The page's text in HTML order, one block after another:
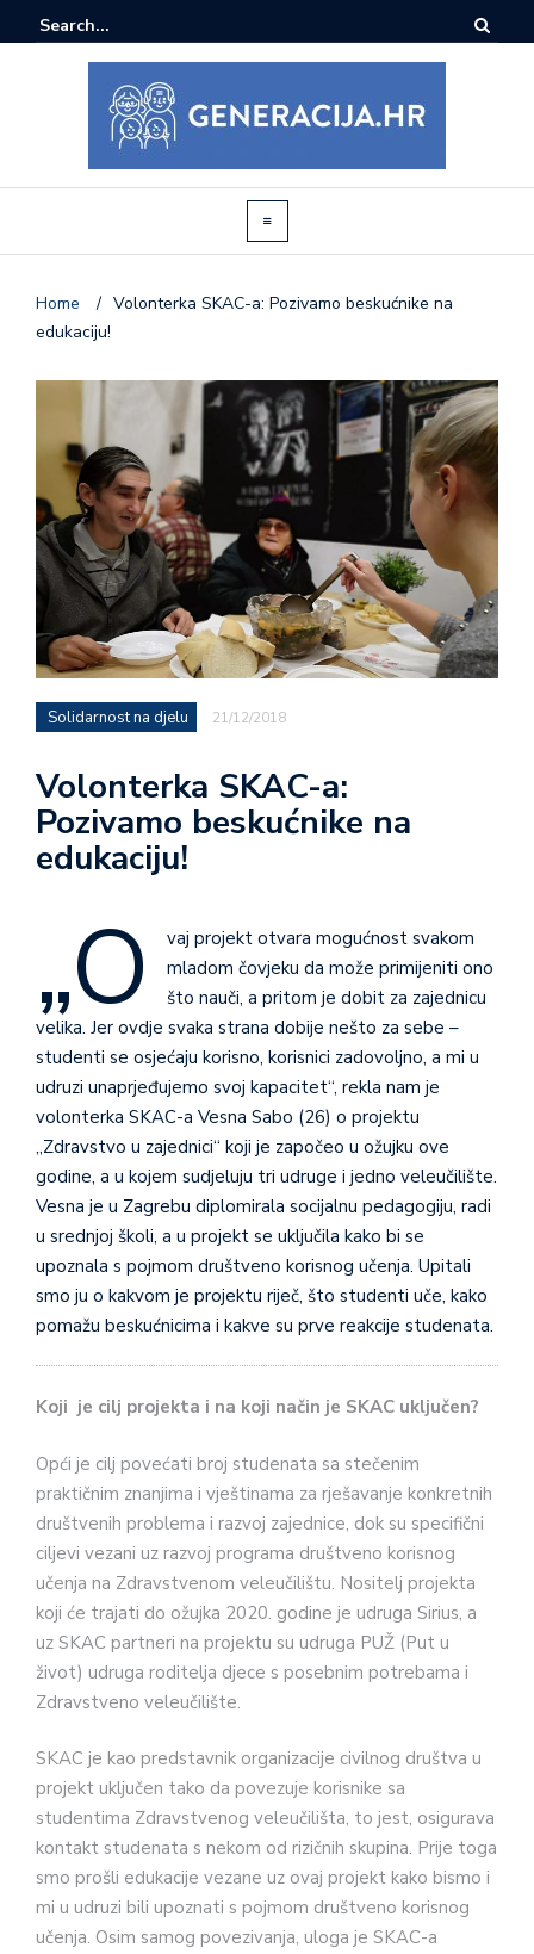
Home / Volonterka SKAC-a: Pozivamo beskućnike na
edukaciju!
Solidarnost na djelu 21/12/2018
Volonterka SKAC-a:
Pozivamo beskućnike na
edukaciju!
„O
vaj projekt otvara mogućnost svakom
mladom čovjeku da može primijeniti ono
što nauči, a pritom je dobit za zajednicu
velika. Jer ovdje svaka strana dobije nešto za sebe –
studenti se osjećaju korisno, korisnici zadovoljno, a mi u
udruzi unaprjeđujemo svoj kapacitet“, rekla nam je
volonterka SKAC-a Vesna Sabo (26) o projektu
„Zdravstvo u zajednici“ koji je započeo u ožujku ove
godine, a u kojem sudjeluju tri udruge i jedno veleučilište.
Vesna je u Zagrebu diplomirala socijalnu pedagogiju, radi
u srednjoj školi, a u projekt se uključila kako bi se
upoznala s pojmom društveno korisnog učenja. Upitali
smo ju o kakvom je projektu riječ, što studenti uče, kako
pomažu beskućnicima i kakve su prve reakcije studenata.
Koji je cilj projekta i na koji način je SKAC uključen?
Opći je cilj povećati broj studenata sa stečenim
praktičnim znanjima i vještinama za rješavanje konkretnih
društvenih problema i razvoj zajednice, dok su specifični
ciljevi vezani uz razvoj programa društveno korisnog
učenja na Zdravstvenom veleučilištu. Nositelj projekta
koji će trajati do ožujka 2020. godine je udruga Sirius, a
uz SKAC partneri na projektu su udruga PUŽ (Put u
život) udruga roditelja djece s posebnim potrebama i
Zdravstveno veleučilište.
SKAC je kao predstavnik organizacije civilnog društva u
projekt uključen tako da povezuje korisnike sa
studentima Zdravstvenog veleučilišta, to jest, osigurava
kontakt studenata s nekom od rizičnih skupina. Prije toga
smo prošli edukacije vezane uz ovaj projekt kako bismo i
mi u udruzi bili upoznati s pojmom društveno korisnog
učenja. Osim samog povezivanja, uloga je SKAC-a